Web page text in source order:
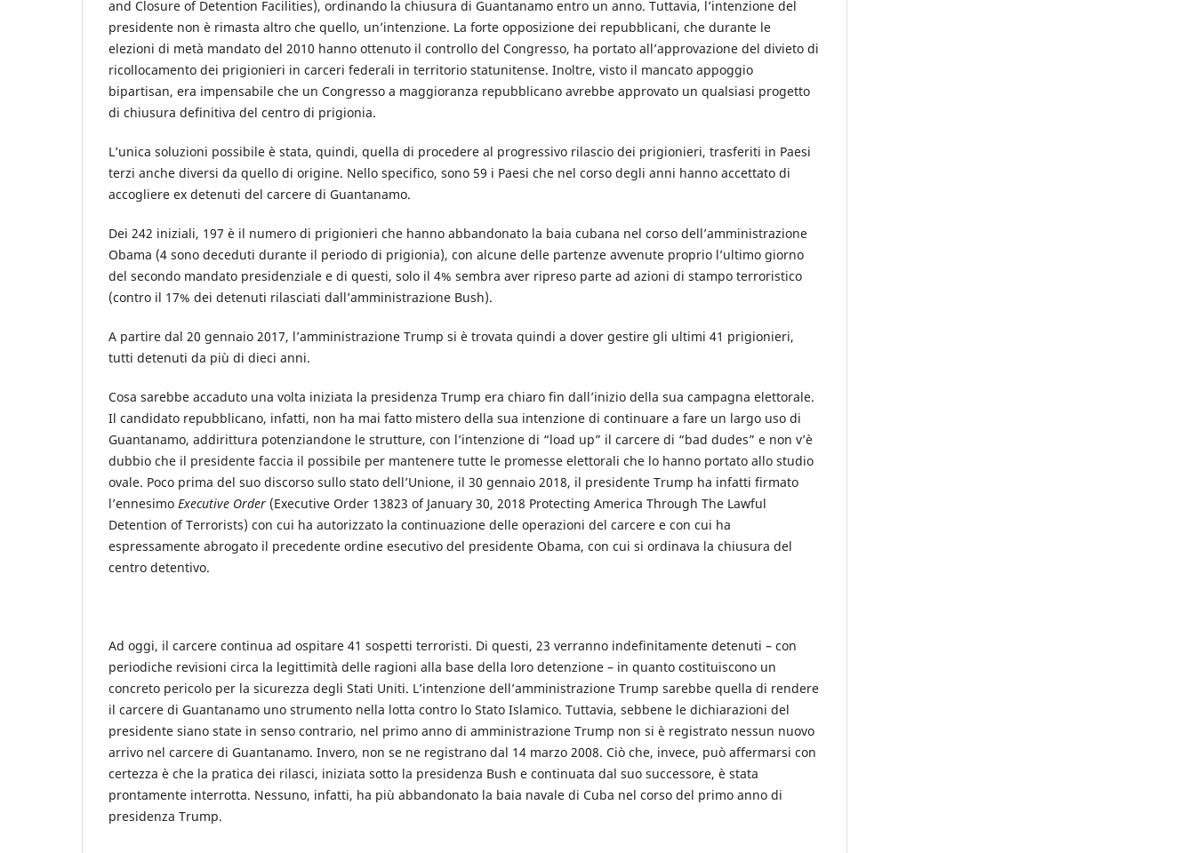
and Closure of Detention Facilities), ordinando la chiusura di Guantanamo entro un anno. Tuttavia, l’intenzione del
presidente non è rimasta altro che quello, un’intenzione. La forte opposizione dei repubblicani, che durante le
elezioni di metà mandato del 2010 hanno ottenuto il controllo del Congresso, ha portato all’approvazione del divieto di
ricollocamento dei prigionieri in carceri federali in territorio statunitense. Inoltre, visto il mancato appoggio
bipartisan, era impensabile che un Congresso a maggioranza repubblicano avrebbe approvato un qualsiasi progetto
di chiusura definitiva del centro di prigionia.
L’unica soluzioni possibile è stata, quindi, quella di procedere al progressivo rilascio dei prigionieri, trasferiti in Paesi
terzi anche diversi da quello di origine. Nello specifico, sono 59 i Paesi che nel corso degli anni hanno accettato di
accogliere ex detenuti del carcere di Guantanamo.
Dei 242 iniziali, 197 è il numero di prigionieri che hanno abbandonato la baia cubana nel corso dell’amministrazione
Obama (4 sono deceduti durante il periodo di prigionia), con alcune delle partenze avvenute proprio l’ultimo giorno
del secondo mandato presidenziale e di questi, solo il 4% sembra aver ripreso parte ad azioni di stampo terroristico
(contro il 17% dei detenuti rilasciati dall’amministrazione Bush).
A partire dal 20 gennaio 2017, l’amministrazione Trump si è trovata quindi a dover gestire gli ultimi 41 prigionieri,
tutti detenuti da più di dieci anni.
Cosa sarebbe accaduto una volta iniziata la presidenza Trump era chiaro fin dall’inizio della sua campagna elettorale.
Il candidato repubblicano, infatti, non ha mai fatto mistero della sua intenzione di continuare a fare un largo uso di
Guantanamo, addirittura potenziandone le strutture, con l’intenzione di “load up” il carcere di “bad dudes” e non v’è
dubbio che il presidente faccia il possibile per mantenere tutte le promesse elettorali che lo hanno portato allo studio
ovale. Poco prima del suo discorso sullo stato dell’Unione, il 30 gennaio 2018, il presidente Trump ha infatti firmato
l’ennesimo Executive Order (Executive Order 13823 of January 30, 2018 Protecting America Through The Lawful
Detention of Terrorists) con cui ha autorizzato la continuazione delle operazioni del carcere e con cui ha
espressamente abrogato il precedente ordine esecutivo del presidente Obama, con cui si ordinava la chiusura del
centro detentivo.
Ad oggi, il carcere continua ad ospitare 41 sospetti terroristi. Di questi, 23 verranno indefinitamente detenuti – con
periodiche revisioni circa la legittimità delle ragioni alla base della loro detenzione – in quanto costituiscono un
concreto pericolo per la sicurezza degli Stati Uniti. L’intenzione dell’amministrazione Trump sarebbe quella di rendere
il carcere di Guantanamo uno strumento nella lotta contro lo Stato Islamico. Tuttavia, sebbene le dichiarazioni del
presidente siano state in senso contrario, nel primo anno di amministrazione Trump non si è registrato nessun nuovo
arrivo nel carcere di Guantanamo. Invero, non se ne registrano dal 14 marzo 2008. Ciò che, invece, può affermarsi con
certezza è che la pratica dei rilasci, iniziata sotto la presidenza Bush e continuata dal suo successore, è stata
prontamente interrotta. Nessuno, infatti, ha più abbandonato la baia navale di Cuba nel corso del primo anno di
presidenza Trump.